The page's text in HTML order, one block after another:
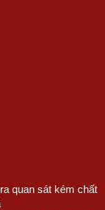
quan sát kém chất